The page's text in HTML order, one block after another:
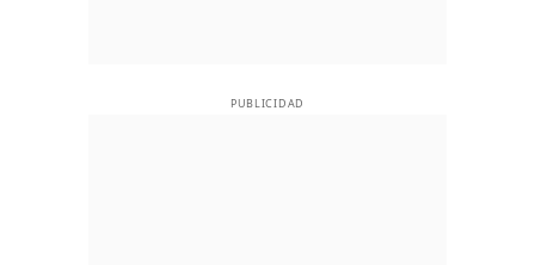
PUBLICIDAD